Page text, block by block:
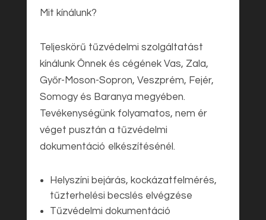
Mit kínálunk?
Teljeskörű tűzvédelmi szolgáltatást
kínálunk Önnek és cégének Vas, Zala,
Győr-Moson-Sopron, Veszprém, Fejér,
Somogy és Baranya megyében.
Tevékenységünk folyamatos, nem ér
véget pusztán a tűzvédelmi
dokumentáció elkészítésénél.
Helyszíni bejárás, kockázatfelmérés,
tűzterhelési becslés elvégzése
Tűzvédelmi dokumentáció